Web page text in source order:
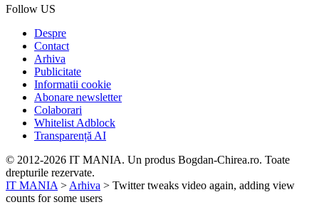
Follow US
Despre
Contact
Arhiva
Publicitate
Informatii cookie
Abonare newsletter
Colaborari
Whitelist Adblock
Transparență AI
© 2012-2026 IT MANIA. Un produs Bogdan-Chirea.ro. Toate
drepturile rezervate.
IT MANIA > Arhiva > Twitter tweaks video again, adding view
counts for some users